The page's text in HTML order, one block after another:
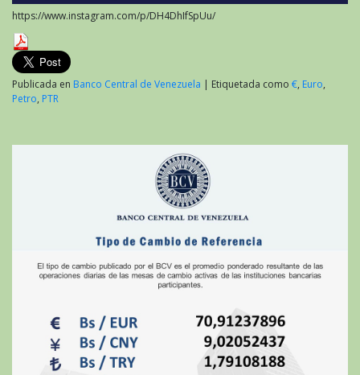
https://www.instagram.com/p/DH4DhIfSpUu/
Publicada en Banco Central de Venezuela | Etiquetada como €, Euro,
Petro, PTR